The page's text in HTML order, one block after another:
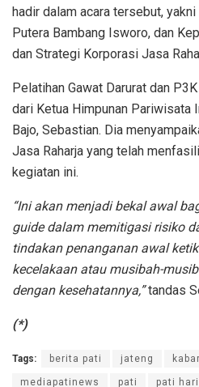
hadir dalam acara tersebut,
Putera Bambang Isworo, dan
dan Strategi Korporasi Jasa
Pelatihan Gawat Darurat dan
dari Ketua Himpunan Pariwisata
Bajo, Sebastian. Dia
Jasa Raharja yang telah
kegiatan ini.
“Ini akan menjadi bekal awal
guide dalam memitigasi risiko
tindakan penanganan awal
kecelakaan atau musibah-
dengan kesehatannya,”tandas
(*)
Tags: berita pati jateng
mediapatinews pati pati